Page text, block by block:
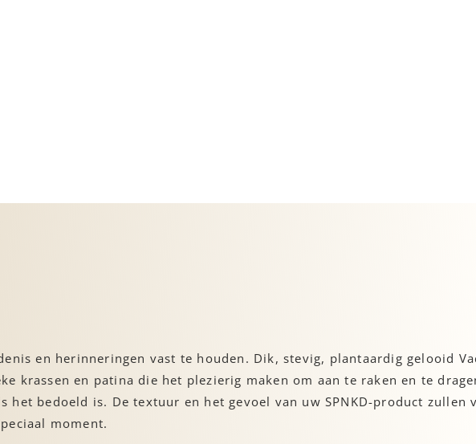
en herinneringen vast te houden. Dik, stevig, plantaardig gelooid
krassen en patina die het plezierig maken om aan te raken en te
bedoeld is. De textuur en het gevoel van uw SPNKD-product zullen
moment.